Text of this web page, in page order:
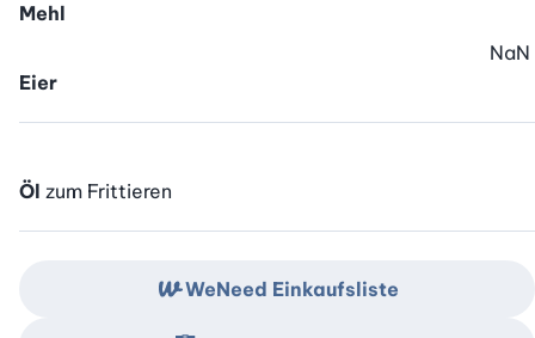
Mehl
Eier
NaN
Öl zum Frittieren
WeNeed Einkaufsliste